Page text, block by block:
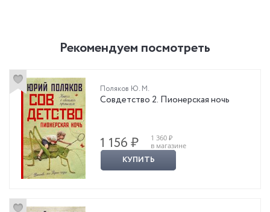
Рекомендуем посмотреть
Поляков Ю. М.
Совдетство 2. Пионерская ночь
1 156 ₽
1 360 ₽
в магазине
КУПИТЬ